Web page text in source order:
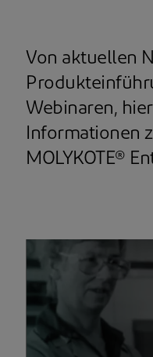
Von aktuellen
Webinaren,
Informationen
MOLYKOTE®